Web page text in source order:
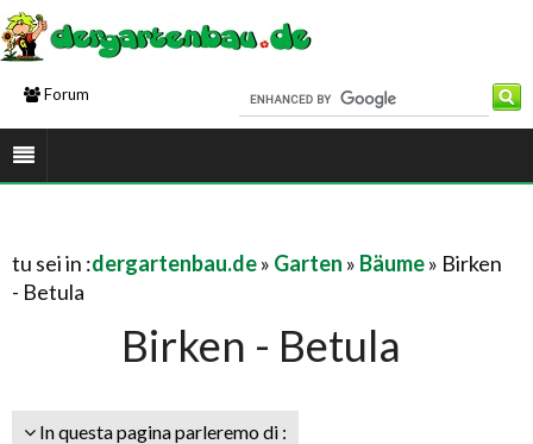
Forum
tu sei in :dergartenbau.de» Garten » Bäume» Birken
- Betula
Birken - Betula
In questa pagina parleremo di :